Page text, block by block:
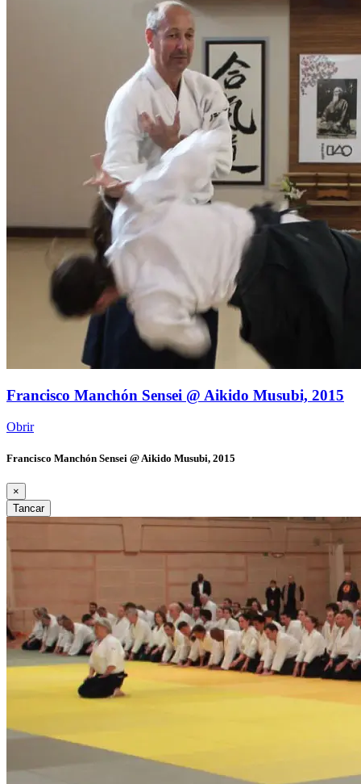
Francisco Manchón Sensei @ Aikido Musubi, 2015
Obrir
Francisco Manchón Sensei @ Aikido Musubi, 2015
×
Tancar